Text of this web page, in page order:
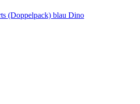
(Doppelpack) blau Dino